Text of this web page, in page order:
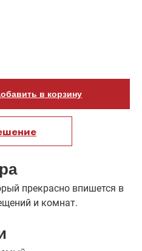
в корзину
прекрасно впишется в
и комнат.